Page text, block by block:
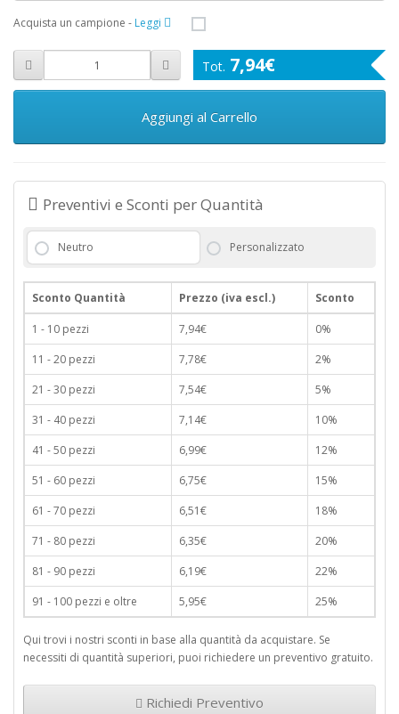
Acquista un campione - Leggi
7,94€
Aggiungi al Carrello
Preventivi e Sconti per Quantità
Neutro Personalizzato
Sconto Quantità Prezzo (iva escl.) Sconto
1 - 10 pezzi 7,94€
0%
11 - 20 pezzi
7,78€
2%
21 - 30 pezzi
7,54€
5%
31 - 40 pezzi
7,14€
10%
41 - 50 pezzi
6,99€
12%
51 - 60 pezzi
6,75€
15%
61 - 70 pezzi
6,51€
18%
71 - 80 pezzi
6,35€
20%
81 - 90 pezzi
6,19€
22%
91 - 100 pezzi e oltre
5,95€ 25%
Qui trovi i nostri sconti in base alla quantità da acquistare. Se
necessiti di quantità superiori, puoi richiedere un preventivo gratuito.
Richiedi Preventivo